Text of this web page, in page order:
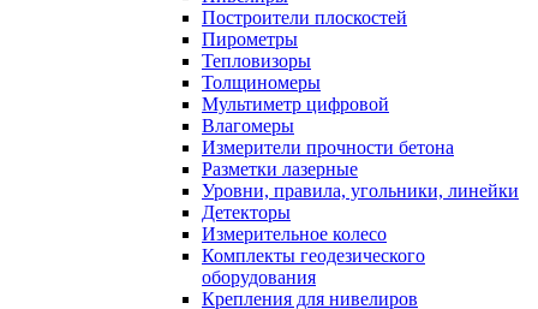
Построители плоскостей
Пирометры
Тепловизоры
Толщиномеры
Мультиметр цифровой
Влагомеры
Измерители прочности бетона
Разметки лазерные
Уровни, правила, угольники, линейки
Детекторы
Измерительное колесо
Комплекты геодезического
оборудования
Крепления для нивелиров